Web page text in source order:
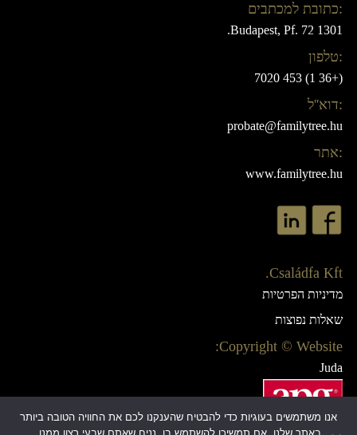
:כתובת למכתבים
1301 Budapest, Pf. 72.
:טלפון
(+36 1) 453 7020
:דוא''ל
probate@familytree.hu
:אתר
www.familytree.hu
Családfa Kft.
מדיניות הפרטיות
שאלות נפוצות
Copyright © Website:
Juda
Webdesign:
AB Design
אנו משתמשים בעוגיות כדי להבטיח שהענקנו לכם את החוויה הטובה ביותר